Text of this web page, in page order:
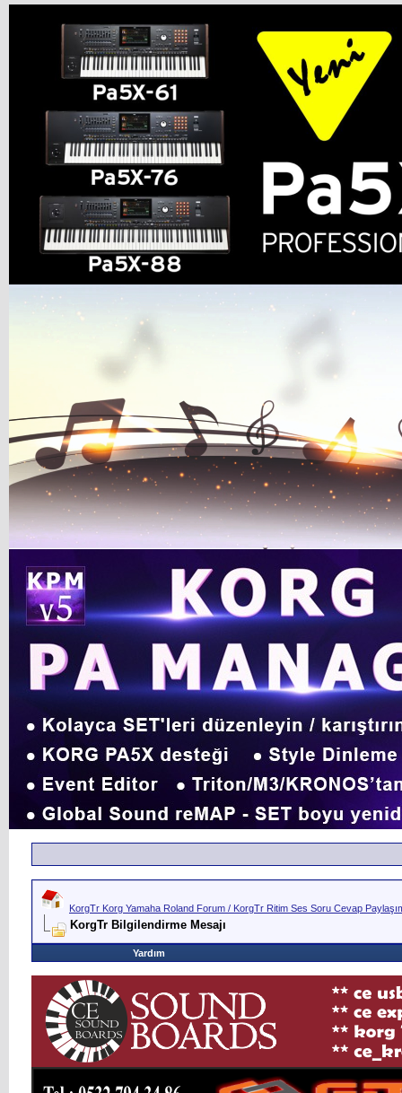
KorgTr Korg Yamaha Roland Forum / KorgTr Ritim Ses Soru Cevap
KorgTr Bilgilendirme Mesajı
Yardım